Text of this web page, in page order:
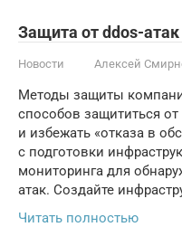
Защита от ddos-атак
Новости Алексей
Методы защиты
способов защититься
и избежать «отказа в
с подготовки
мониторинга для
атак. Создайте
Читать полностью